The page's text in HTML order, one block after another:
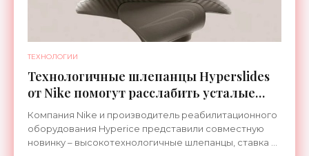
ТЕХНОЛОГИИ
Технологичные шлепанцы Hyperslides
от Nike помогут расслабить усталые
ноги после тренировки - «Гаджеты»
Компания Nike и производитель реабилитационного
оборудования Hyperice представили совместную
новинку – высокотехнологичные шлепанцы, ставка в